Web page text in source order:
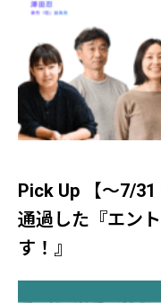
Pick Up 【～7/
通過した『エン
す！』